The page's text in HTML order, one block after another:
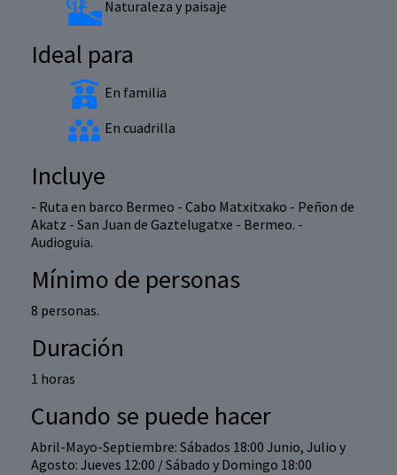
Naturaleza y paisaje
Ideal para
En familia
En cuadrilla
Incluye
- Ruta en barco Bermeo - Cabo Matxitxako - Peñon de
Akatz - San Juan de Gaztelugatxe - Bermeo. -
Audioguia.
Mínimo de personas
8 personas.
Duración
1 horas
Cuando se puede hacer
Abril-Mayo-Septiembre: Sábados 18:00 Junio, Julio y
Agosto: Jueves 12:00 / Sábado y Domingo 18:00